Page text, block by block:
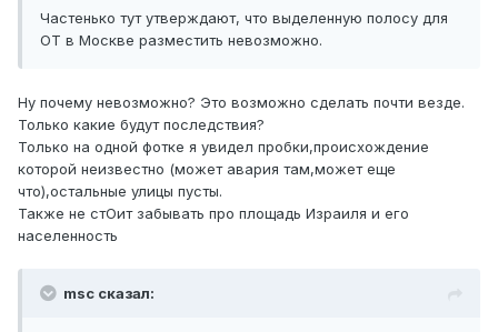
Частенько тут утверждают, что выделенную полосу для
ОТ в Москве разместить невозможно.
Ну почему невозможно? Это возможно сделать почти везде.
Только какие будут последствия?
Только на одной фотке я увидел пробки,происхождение
которой неизвестно (может авария там,может еще
что),остальные улицы пусты.
Также не стОит забывать про площадь Израиля и его
населенность
msc сказал: